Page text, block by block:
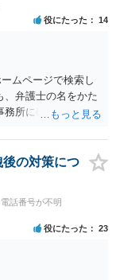
役にたった 14
ムページで検索し
、弁護士の名をかた
務所に確認をとれば
の対策につ
話番号が不明
役にたった 23